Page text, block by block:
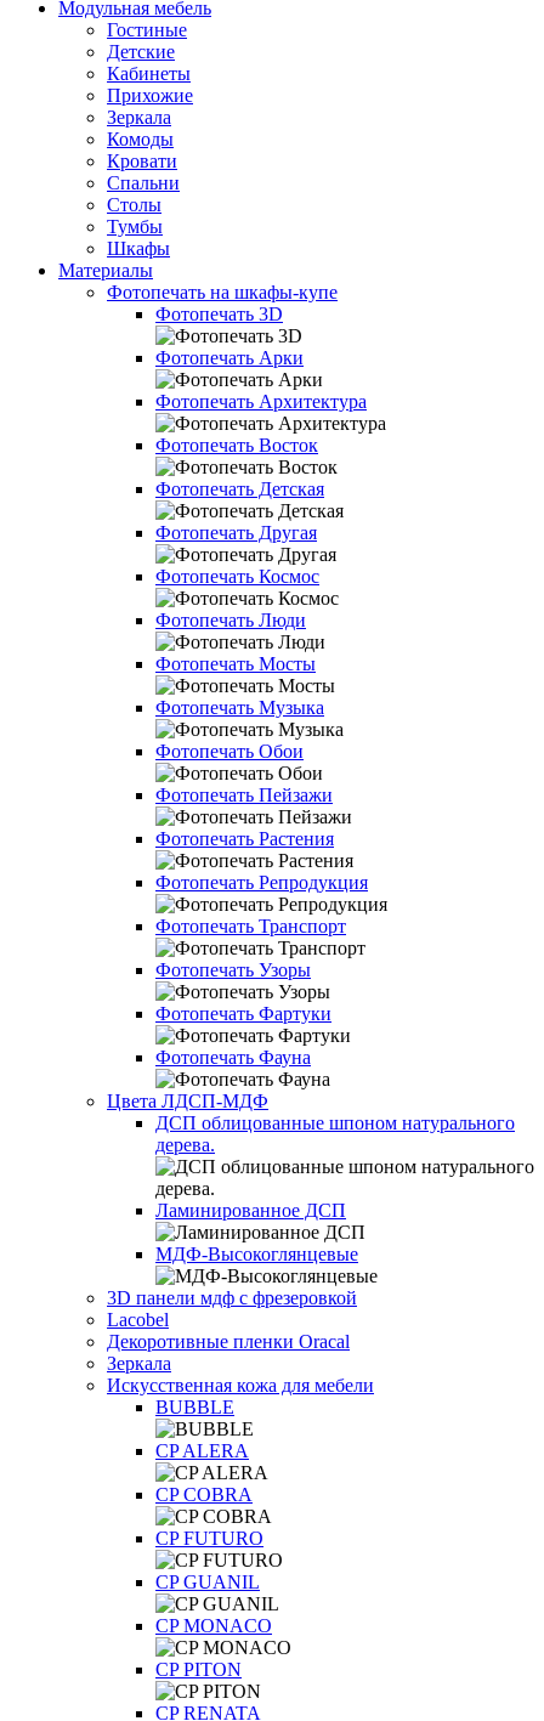
Модульная мебель
Гостиные
Детские
Кабинеты
Прихожие
Зеркала
Комоды
Кровати
Спальни
Столы
Тумбы
Шкафы
Материалы
Фотопечать на шкафы-купе
Фотопечать 3D
Фотопечать Арки
Фотопечать Архитектура
Фотопечать Восток
Фотопечать Детская
Фотопечать Другая
Фотопечать Космос
Фотопечать Люди
Фотопечать Мосты
Фотопечать Музыка
Фотопечать Обои
Фотопечать Пейзажи
Фотопечать Растения
Фотопечать Репродукция
Фотопечать Транспорт
Фотопечать Узоры
Фотопечать Фартуки
Фотопечать Фауна
Цвета ЛДСП-МДФ
ДСП облицованные шпоном натурального
дерева.
Ламинированное ДСП
МДФ-Высокоглянцевые
3D панели мдф с фрезеровкой
Lacobel
Декоротивные пленки Oracal
Зеркала
Искусственная кожа для мебели
BUBBLE
CP ALERA
CP COBRA
CP FUTURO
CP GUANIL
CP MONACO
CP PITON
CP RENATA